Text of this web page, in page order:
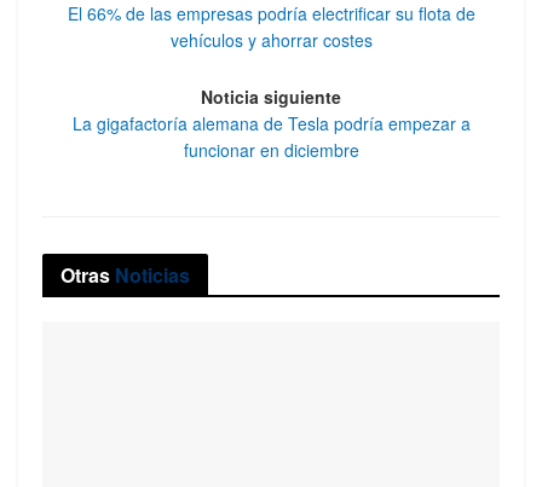
El 66% de las empresas podría electrificar su flota de
vehículos y ahorrar costes
Noticia siguiente
La gigafactoría alemana de Tesla podría empezar a
funcionar en diciembre
Otras Noticias